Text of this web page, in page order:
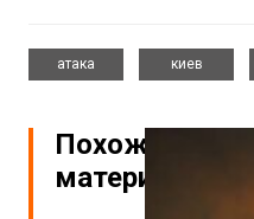
атака
киев
Похожие
материалы